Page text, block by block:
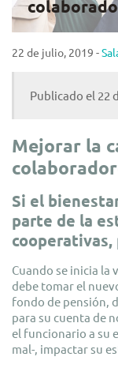
22 de julio, 2019 -
Publicado el 22
Mejorar la
Si el
parte de la
cooperativas,
Cuando se inicia la
debe tomar el
fondo de pensión,
para su cuenta de
el funcionario a su
mal-, impactar su